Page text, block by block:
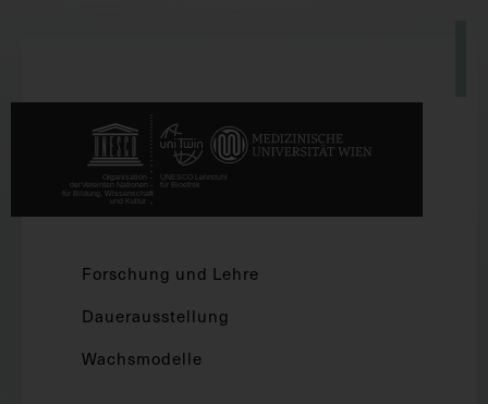
Forschung und Lehre
Dauerausstellung
Wachsmodelle